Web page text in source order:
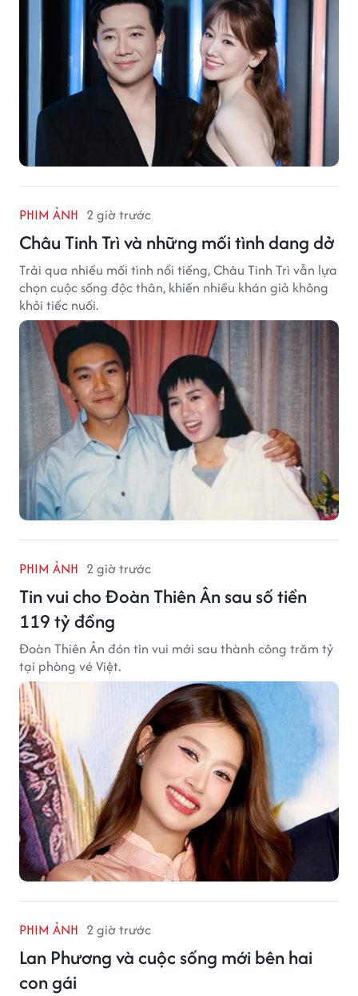
PHIM ẢNH 2 giờ trước
Châu Tinh Trì và những mối tình dang dở
Trải qua nhiều mối tình nổi tiếng, Châu Tinh Trì vẫn lựa
chọn cuộc sống độc thân, khiến nhiều khán giả không
khỏi tiếc nuối.
PHIM ẢNH 2 giờ trước
Tin vui cho Đoàn Thiên Ân sau số tiền
119 tỷ đồng
Đoàn Thiên Ân đón tin vui mới sau thành công trăm tỷ
tại phòng vé Việt.
PHIM ẢNH 2 giờ trước
Lan Phương và cuộc sống mới bên hai
con gái